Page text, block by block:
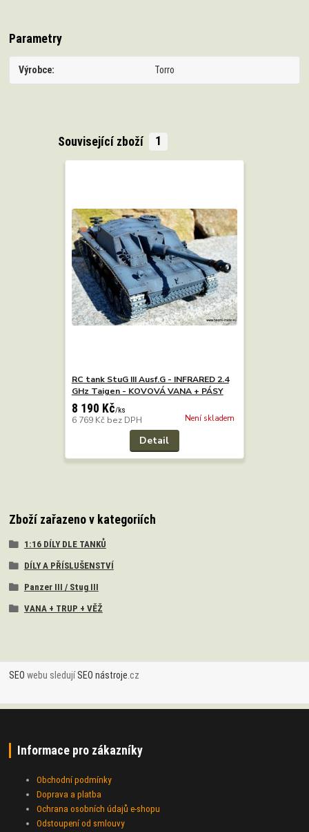
Parametry
Výrobce Torro
Související zboží 1
RC tank StuG III Ausf.G - INFRARED 2.4
GHz Taigen - KOVOVÁ VANA + PÁSY
8 190 Kč/ks
6 769 Kč bez DPH Není skladem
Detail
Zboží zařazeno v kategoriích
1:16 DÍLY DLE TANKŮ
DÍLY A PŘÍSLUŠENSTVÍ
Panzer III / Stug III
VANA + TRUP + VĚŽ
SEO webu sledujíSEO nástroje .cz
Informace pro zákazníky
Obchodní podmínky
Doprava a platba
Ochrana osobních údajů e-shopu
Odstoupení od smlouvy